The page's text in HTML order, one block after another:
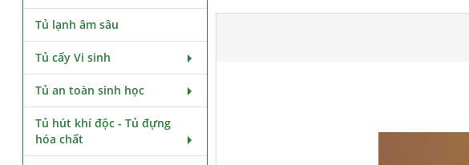
Tủ lạnh âm sâu
Tủ cấy Vi sinh
Tủ an toàn sinh học
Tủ hút khí độc - Tủ đựng
hóa chất